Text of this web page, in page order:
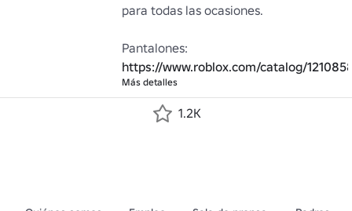
para todas las ocasiones.
https://www.roblox.com/catalog/
Más detalles
1.2K